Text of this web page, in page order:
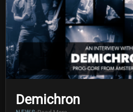
Demichron